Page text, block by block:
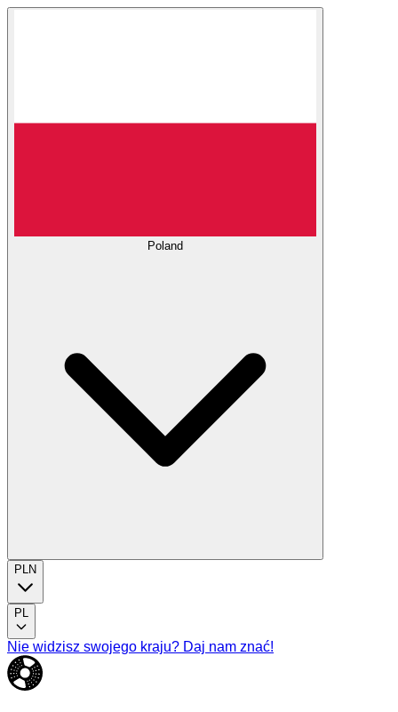
Poland
PLN
PL
Nie widzisz swojego kraju? Daj nam znać!